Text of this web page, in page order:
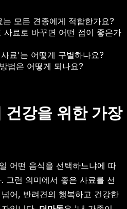
모든 견종에게 적합한가요?
사료로 바꾸면 어떤 점이 좋은가
료'는 어떻게 구별하나요?
법은 어떻게 되나요?
건강을 위한 가장
어떤 음식을 선택하느냐에 따
그런 의미에서 좋은 사료를 선
어, 반려견의 행복하고 건강한